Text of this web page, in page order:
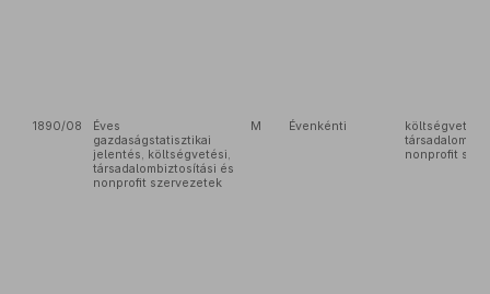
1890/08
Éves
gazdaságstatisztikai
jelentés, költségvetési,
társadalombiztosítási és
nonprofit szervezetek
M Évenkénti
költségvetési,
nonprofit